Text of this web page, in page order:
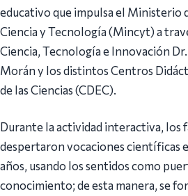
educativo que impulsa el Ministerio
Ciencia y Tecnología (Mincyt) a
Ciencia, Tecnología e Innovación
Morán y los distintos Centros
de las Ciencias (CDEC).
Durante la actividad interactiva, los
despertaron vocaciones científicas
años, usando los sentidos como
conocimiento; de esta manera, se